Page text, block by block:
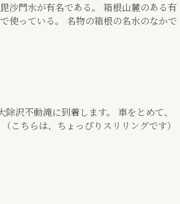
沙門水が有名である。 箱根山麓のある有
使っている。 名物の箱根の名水のなかで
沢不動滝に到着します。 車をとめて、
こちらは、ちょっぴりスリリングです）